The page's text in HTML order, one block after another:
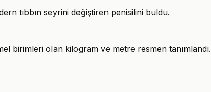
tıbbın seyrini değiştiren penisilini buldu.
birimleri olan kilogram ve metre resmen tanımlandı.